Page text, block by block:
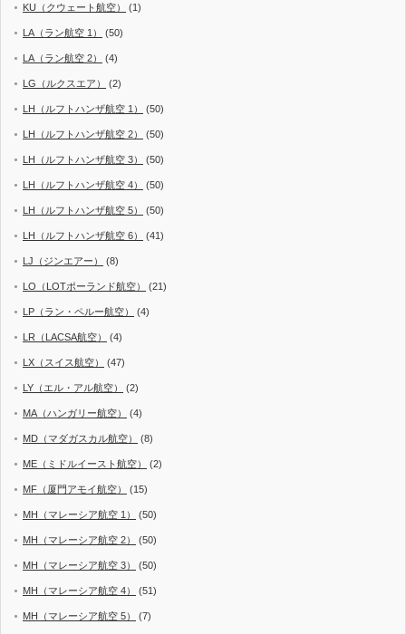
KU（クウェート航空） (1)
LA（ラン航空 1） (50)
LA（ラン航空 2） (4)
LG（ルクスエア） (2)
LH（ルフトハンザ航空 1） (50)
LH（ルフトハンザ航空 2） (50)
LH（ルフトハンザ航空 3） (50)
LH（ルフトハンザ航空 4） (50)
LH（ルフトハンザ航空 5） (50)
LH（ルフトハンザ航空 6） (41)
LJ（ジンエアー） (8)
LO（LOTポーランド航空） (21)
LP（ラン・ペルー航空） (4)
LR（LACSA航空） (4)
LX（スイス航空） (47)
LY（エル・アル航空） (2)
MA（ハンガリー航空） (4)
MD（マダガスカル航空） (8)
ME（ミドルイースト航空） (2)
MF（厦門アモイ航空） (15)
MH（マレーシア航空 1） (50)
MH（マレーシア航空 2） (50)
MH（マレーシア航空 3） (50)
MH（マレーシア航空 4） (51)
MH（マレーシア航空 5） (7)